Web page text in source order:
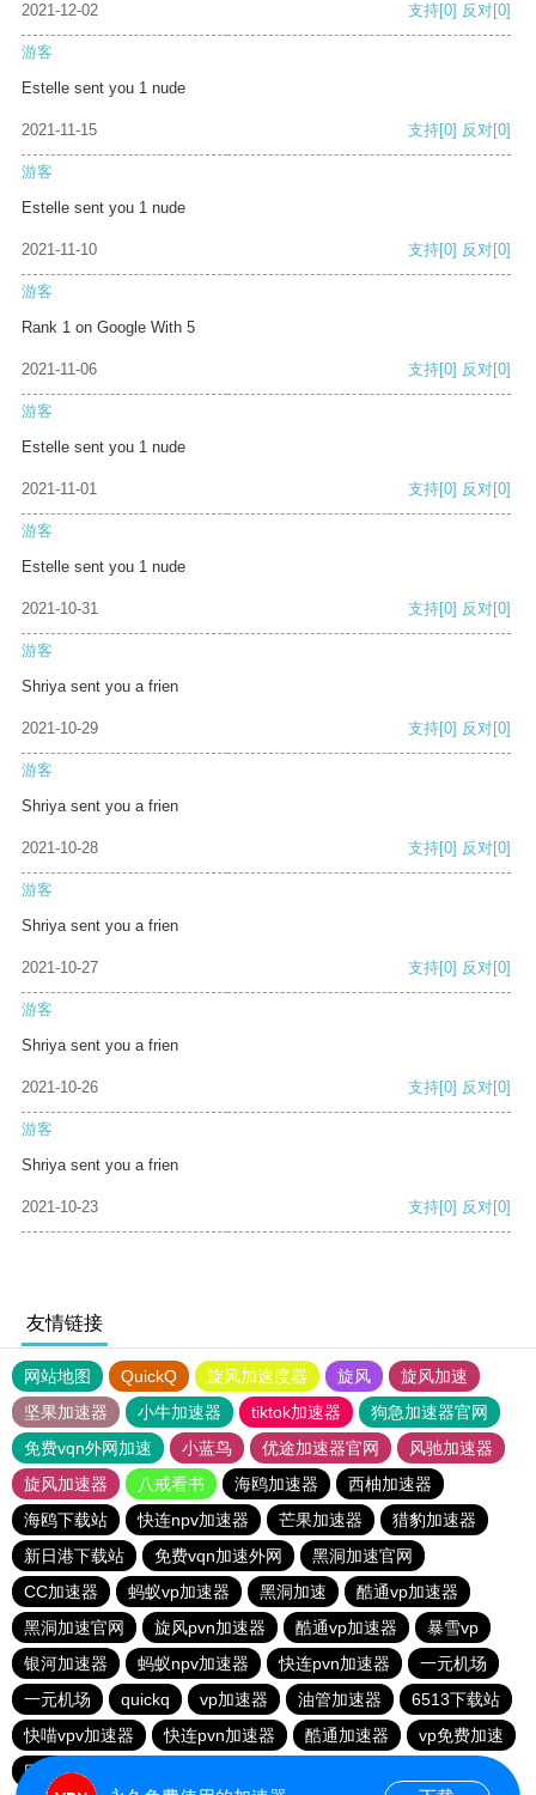
2021-12-02 支持[0] 反对[0]
游客
Estelle sent you 1 nude
2021-11-15 支持[0] 反对[0]
游客
Estelle sent you 1 nude
2021-11-10 支持[0] 反对[0]
游客
Rank 1 on Google With 5
2021-11-06 支持[0] 反对[0]
游客
Estelle sent you 1 nude
2021-11-01 支持[0] 反对[0]
游客
Estelle sent you 1 nude
2021-10-31 支持[0] 反对[0]
游客
Shriya sent you a frien
2021-10-29 支持[0] 反对[0]
游客
Shriya sent you a frien
2021-10-28 支持[0] 反对[0]
游客
Shriya sent you a frien
2021-10-27 支持[0] 反对[0]
游客
Shriya sent you a frien
2021-10-26 支持[0] 反对[0]
游客
Shriya sent you a frien
2021-10-23 支持[0] 反对[0]
友情链接
网站地图 QuickQ 旋风加速度器 旋风
旋风加速
坚果加速器
小牛加速器 tiktok加速器
狗急加速器官网
免费vqn外网加速
小蓝鸟 优途加速器官网
风驰加速器
旋风加速器
八戒看书 海鸥加速器
西柚加速器
海鸥下载站
快连npv加速器 芒果加速器
猎豹加速器
新日港下载站
免费vqn加速外网
黑洞加速官网
CC加速器
蚂蚁vp加速器 黑洞加速
酷通vp加速器
黑洞加速官网
旋风pvn加速器 酷通vp加速器
暴雪vp
银河加速器
蚂蚁npv加速器 快连pvn加速器
一元机场
一元机场
quickq vp加速器 油管加速器
6513下载站
快喵vpv加速器
快连pvn加速器 酷通加速器
vp免费加速
巴博下载站